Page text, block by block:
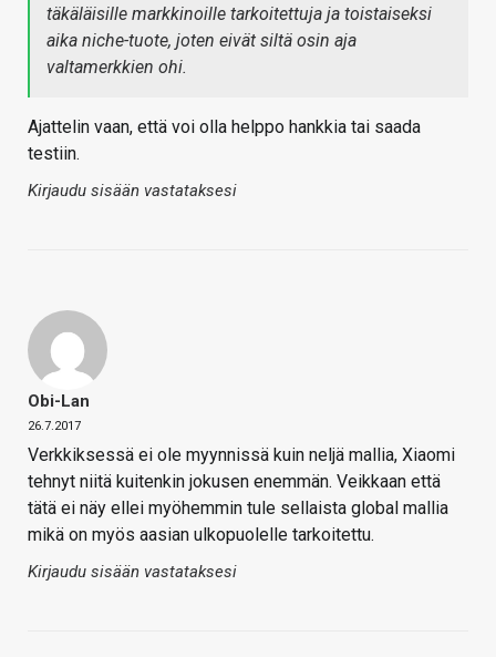
täkäläisille markkinoille tarkoitettuja ja toistaiseksi
aika niche-tuote, joten eivät siltä osin aja
valtamerkkien ohi.
Ajattelin vaan, että voi olla helppo hankkia tai saada
testiin.
Kirjaudu sisään vastataksesi
Obi-Lan
26.7.2017
Verkkiksessä ei ole myynnissä kuin neljä mallia, Xiaomi
tehnyt niitä kuitenkin jokusen enemmän. Veikkaan että
tätä ei näy ellei myöhemmin tule sellaista global mallia
mikä on myös aasian ulkopuolelle tarkoitettu.
Kirjaudu sisään vastataksesi